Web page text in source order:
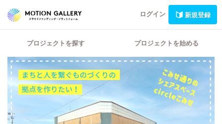
ログイン 新規登録
プロジェクトを探す プロジェクトを始める